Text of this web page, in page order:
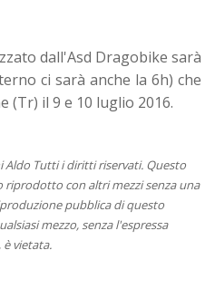
dall'Asd Dragobike sarà
ci sarà anche la 6h) che
(Tr) il 9 e 10 luglio 2016.
Tutti i diritti riservati. Questo
con altri mezzi senza una
pubblica di questo
mezzo, senza l'espressa
vietata.